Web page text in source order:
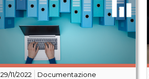
29/11/2022 Documentazione